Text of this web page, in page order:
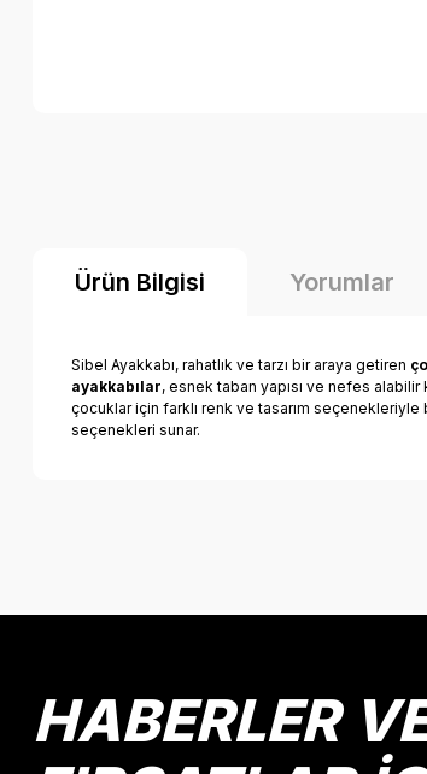
Ürün Bilgisi Yorumlar
Sibel Ayakkabı, rahatlık ve tarzı bir araya getiren
ayakkabılar, esnek taban yapısı ve nefes
çocuklar için farklı renk ve tasarım seçenekleriyle
seçenekleri sunar.
Ürün resmi kalitesiz, bozuk veya
Ürün fiyatı diğer sitelerden daha pahalı.
Bu ürüne benzer farklı alternatifler olmalı.
HABERLER